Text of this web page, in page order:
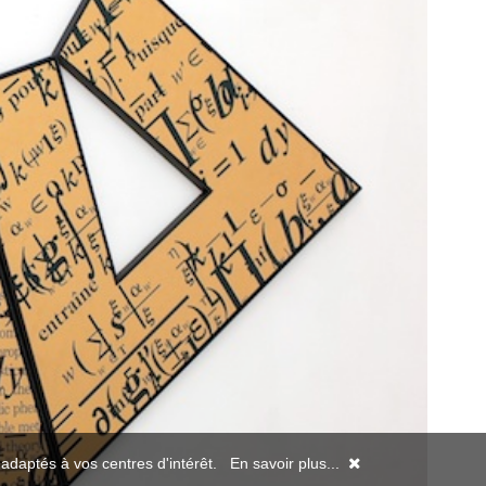
à vos centres d'intérêt. En savoir plus...